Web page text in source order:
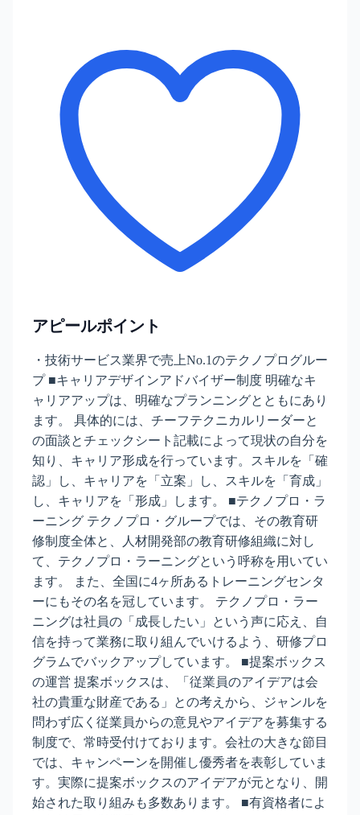
アピールポイント
・技術サービス業界で売上No.1のテクノプログルー
プ ■キャリアデザインアドバイザー制度 明確なキ
ャリアアップは、明確なプランニングとともにあり
ます。 具体的には、チーフテクニカルリーダーと
の面談とチェックシート記載によって現状の自分を
知り、キャリア形成を行っています。スキルを「確
認」し、キャリアを「立案」し、スキルを「育成」
し、キャリアを「形成」します。 ■テクノプロ・ラ
ーニング テクノプロ・グループでは、その教育研
修制度全体と、人材開発部の教育研修組織に対し
て、テクノプロ・ラーニングという呼称を用いてい
ます。 また、全国に4ヶ所あるトレーニングセンタ
ーにもその名を冠しています。 テクノプロ・ラー
ニングは社員の「成長したい」という声に応え、自
信を持って業務に取り組んでいけるよう、研修プロ
グラムでバックアップしています。 ■提案ボックス
の運営 提案ボックスは、「従業員のアイデアは会
社の貴重な財産である」との考えから、ジャンルを
問わず広く従業員からの意見やアイデアを募集する
制度で、常時受付けております。会社の大きな節目
では、キャンペーンを開催し優秀者を表彰していま
す。実際に提案ボックスのアイデアが元となり、開
始された取り組みも多数あります。 ■有資格者によ